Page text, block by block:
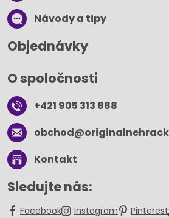
Návody a tipy
Objednávky
O spoločnosti
+421 905 313 888
Kontakt
Sledujte nás:
Facebook Instagram Pinterest